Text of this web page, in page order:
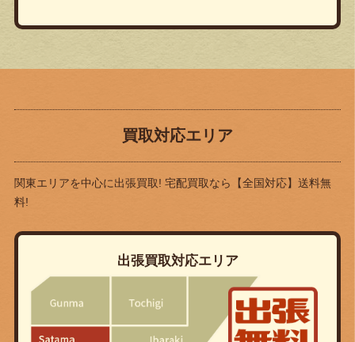
買取対応エリア
関東エリアを中心に出張買取! 宅配買取なら
【全国対応】送料無
料!
出張買取対応エリア